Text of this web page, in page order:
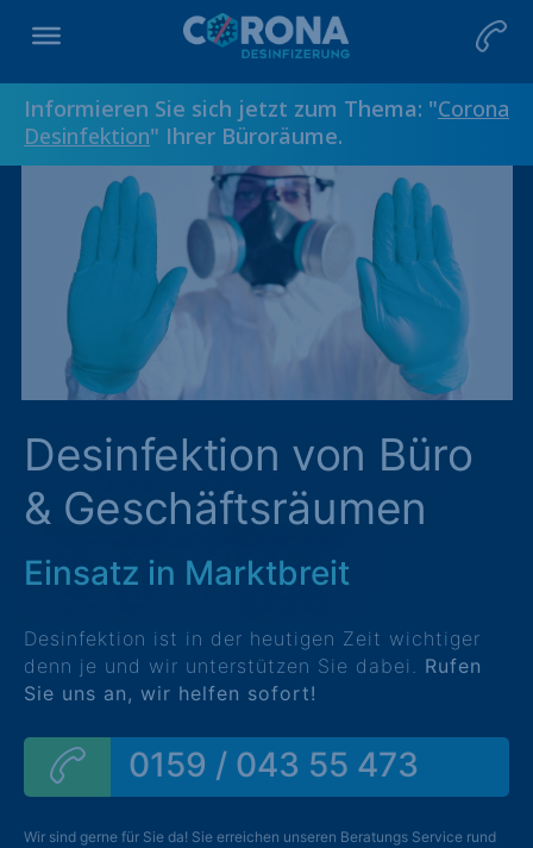
Informieren Sie sich jetzt zum Thema: "Corona
Desinfektion" Ihrer Büroräume.
Desinfektion von Büro
& Geschäftsräumen
Einsatz in Marktbreit
Desinfektion ist in der heutigen Zeit wichtiger
denn je und wir unterstützen Sie dabei. Rufen
Sie uns an, wir helfen sofort!
0159 / 043 55 473
Wir sind gerne für Sie da! Sie erreichen unseren Beratungs Service rund